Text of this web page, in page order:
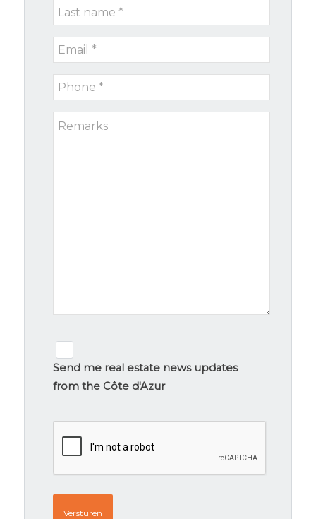
Last
name
Email
*
Phone
*
Remarks
signup
Send me real estate news updates
from the Côte d'Azur